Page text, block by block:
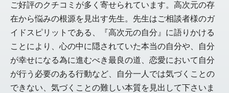
ご好評のクチコミが多く寄せられています。高次元の存
在から悩みの根源を見出す先生。先生はご相談者様のガ
イドスピリットである、『高次元の自分』に語りかける
ことにより、心の中に隠されていた本当の自分や、自分
が幸せになる為に進むべき最良の道、恋愛において自分
が行う必要のある行動など、自分一人では気づくことの
できない、気づくことの難しい本質を見出して下さいま